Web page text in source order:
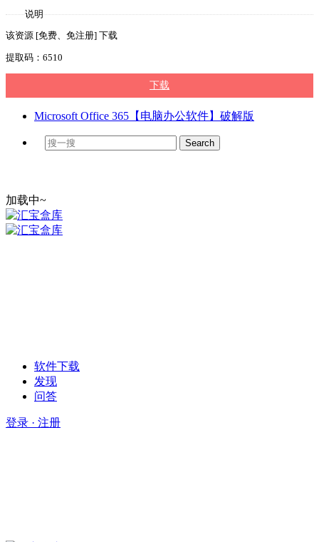
说明
该资源 [免费、免注册] 下载
提取码：6510
下载
Microsoft Office 365【电脑办公软件】破解版
加载中~
软件下载
发现
问答
登录 · 注册